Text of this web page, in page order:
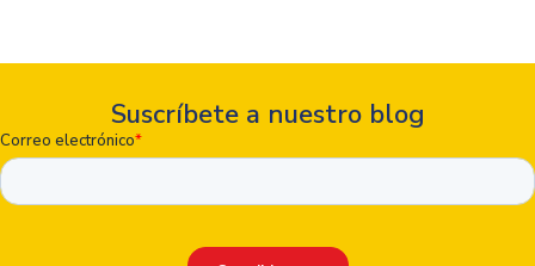
Suscríbete a nuestro blog